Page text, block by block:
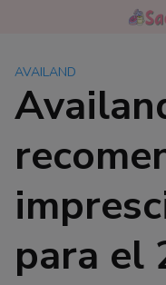
AVAILAND
para el